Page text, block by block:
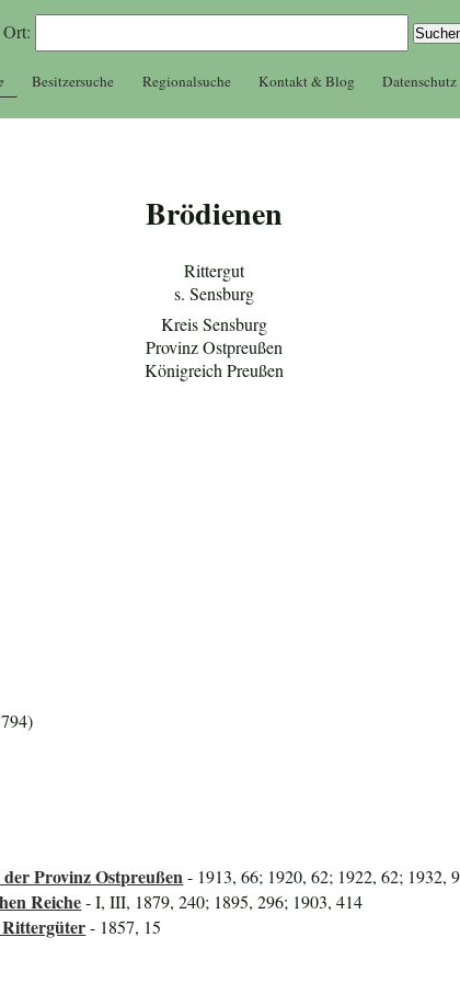
Ort:
Besitzersuche Regionalsuche Kontakt & Blog Datenschutz
Brödienen
Rittergut
s. Sensburg
Kreis Sensburg
Provinz Ostpreußen
Königreich Preußen
Provinz Ostpreußen- 1913, 66; 1920, 62; 1922, 62; 1932,
Reiche- I, III, 1879, 240; 1895, 296; 1903, 414
Rittergüter- 1857, 15